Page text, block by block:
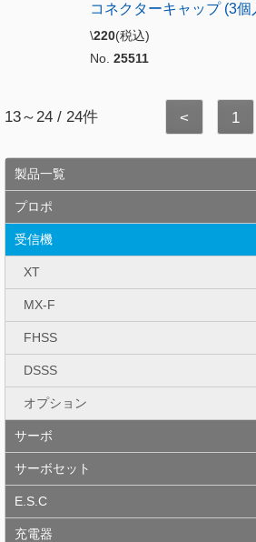
コネクターキャップ (3個
\220(税込)
No. 25511
13～24 / 24件 < 1
製品一覧
プロポ
受信機
XT
MX-F
FHSS
DSSS
オプション
サーボ
サーボセット
E.S.C
充電器